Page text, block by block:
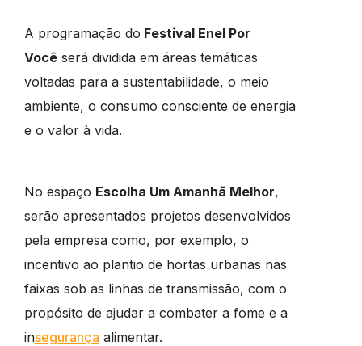
A programação do Festival Enel Por
Vocêserá dividida em áreas temáticas
voltadas para a sustentabilidade, o meio
ambiente, o consumo consciente de energia
e o valor à vida.
No espaço Escolha Um Amanhã Melhor,
serão apresentados projetos desenvolvidos
pela empresa como, por exemplo, o
incentivo ao plantio de hortas urbanas nas
faixas sob as linhas de transmissão, com o
propósito de ajudar a combater a fome e a
insegurança alimentar.